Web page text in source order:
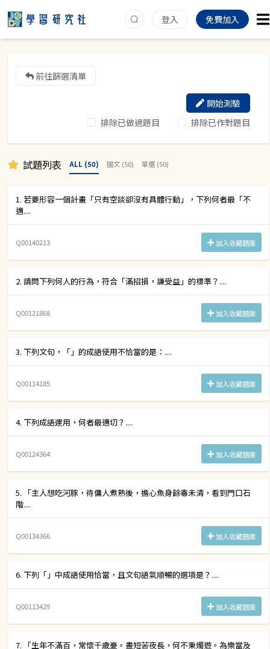
登入 免費加入
前往篩選清單
排除已做過題目 排除已作對題目
開始測驗
試題列表 ALL (50) 國文 (50) 單選 (50)
1. 若要形容一個計畫「只有空談卻沒有具體行動」，下列何者最「不
適....
Q00140213 加入收藏題庫
2. 請問下列何人的行為，符合「滿招損，謙受益」的標準？....
Q00121868 加入收藏題庫
3. 下列文句，「」的成語使用不恰當的是：....
Q00114185 加入收藏題庫
4. 下列成語運用，何者最適切？....
Q00124364 加入收藏題庫
5. 「主人想吃河豚，待傭人煮熟後，擔心魚身餘毒未清，看到門口石
階....
Q00134366 加入收藏題庫
6. 下列「」中成語使用恰當，且文句語氣順暢的選項是？....
Q00113429 加入收藏題庫
7. 「生年不滿百，常懷千歲憂。晝短苦夜長，何不秉燭遊。為樂當及